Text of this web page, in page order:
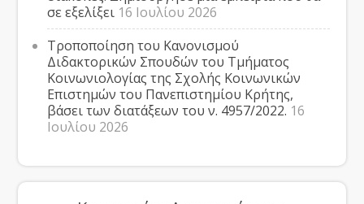
σε εξελίξει 16 Ιουλίου 2026
Τροποποίηση του Κανονισμού
Διδακτορικών Σπουδών του Τμήματος
Κοινωνιολογίας της Σχολής Κοινωνικών
Επιστημών του Πανεπιστημίου Κρήτης,
βάσει των διατάξεων του ν. 4957/2022. 16
Ιουλίου 2026